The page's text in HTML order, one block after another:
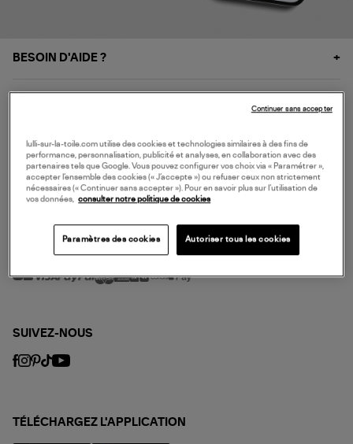
BESOIN D'AIDE ?
NOS SERVICES
SERVICE CLIENT
MODE DE PAIEMENT
SUIVEZ-NOUS
TÉLÉCHARGEZ L'APPLICATION
lulli-sur-la-toile.com utilise des cookies et technologies similaires à des fins de
performance, personnalisation, publicité et analyses, en collaboration avec des
partenaires tels que Google. Vous pouvez configurer vos choix via « Paramétrer »,
accepter l’ensemble des cookies (« J’accepte ») ou refuser ceux non strictement
nécessaires (« Continuer sans accepter »). Pour en savoir plus sur l’utilisation de
vos données,
consulter notre politique de cookies
Paramètres des cookies Autoriser tous les cookies
Continuer sans accepter